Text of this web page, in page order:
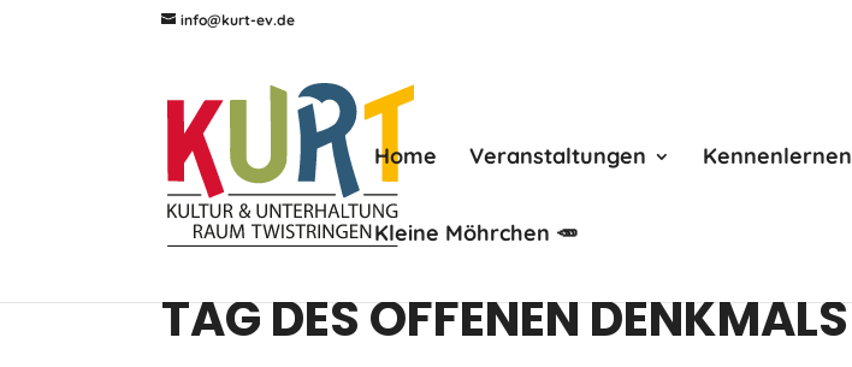
info@kurt-ev.de
Home Veranstaltungen Kennenlernen
Kleine Möhrchen 🥕
TAG DES OFFENEN DENKMALS